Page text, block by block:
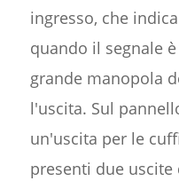
ingresso, che
quando il segnale
grande manopola
l'uscita. Sul
un'uscita per le
presenti due